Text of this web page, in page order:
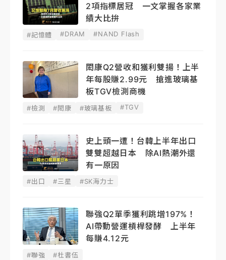
2項指標居冠 一文掌握各家業
績大比拚
#記憶體 #DRAM #NAND Flash
閎康Q2營收和獲利雙揚！上半
年每股賺2.99元 搶進玻璃基
板TGV檢測商機
#檢測 #閎康 #玻璃基板 #TGV
史上頭一遭！台韓上半年出口
雙雙超越日本 除AI熱潮外還
有一原因
#出口 #三星 #SK海力士
聯強Q2單季獲利跳增197%！
AI帶動營運槓桿發酵 上半年
每賺4.12元
#聯強 #杜書伍